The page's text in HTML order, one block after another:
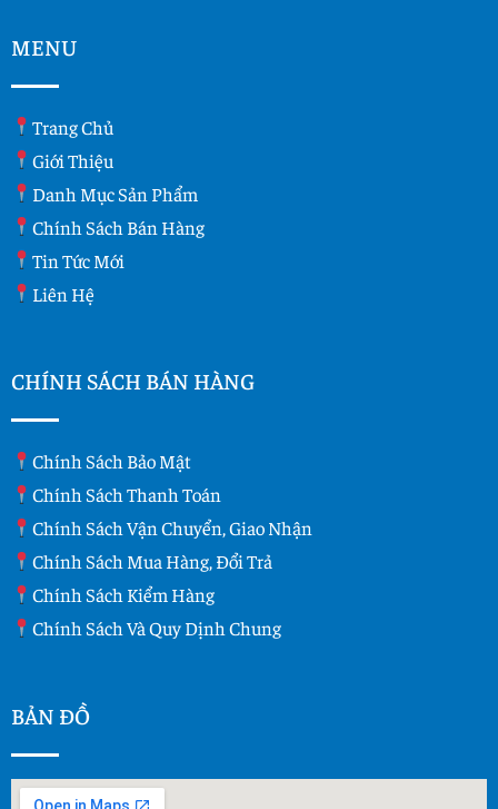
MENU
Trang Chủ
Giới Thiệu
Danh Mục Sản Phẩm
Chính Sách Bán Hàng
Tin Tức Mới
Liên Hệ
CHÍNH SÁCH BÁN HÀNG
Chính Sách Bảo Mật
Chính Sách Thanh Toán
Chính Sách Vận Chuyển, Giao Nhận
Chính Sách Mua Hàng, Đổi Trả
Chính Sách Kiểm Hàng
Chính Sách Và Quy Dịnh Chung
BẢN ĐỒ